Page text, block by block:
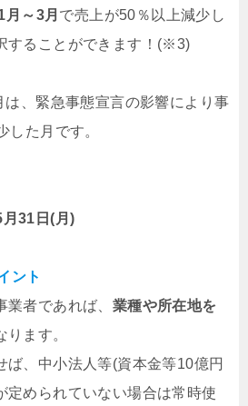
月～3月 で売上が50％以上減少し
することができます！(※3)
は、緊急事態宣言の影響により事
した月です。
31日(月)
ント
者であれば、 業種や所在地を
ます。
ば、中小法人等(資本金等10億円
定められていない場合は常時使